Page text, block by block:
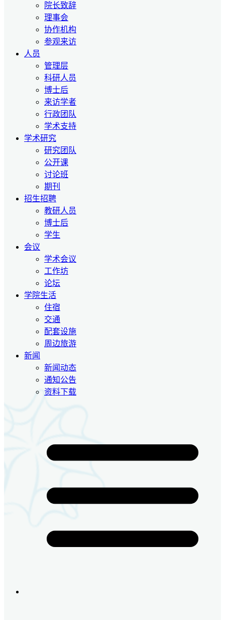
院长致辞
理事会
协作机构
参观来访
人员
管理层
科研人员
博士后
来访学者
行政团队
学术支持
学术研究
研究团队
公开课
讨论班
期刊
招生招聘
教研人员
博士后
学生
会议
学术会议
工作坊
论坛
学院生活
住宿
交通
配套设施
周边旅游
新闻
新闻动态
通知公告
资料下载